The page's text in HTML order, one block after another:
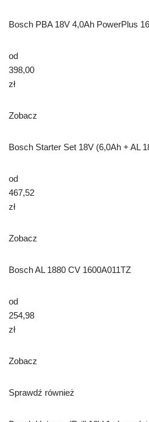
Bosch PBA 18V 4,0Ah PowerPlus
od
398,00
zł
Zobacz
Bosch Starter Set 18V (6,0Ah + AL
od
467,52
zł
Zobacz
Bosch AL 1880 CV 1600A011TZ
od
254,98
zł
Zobacz
Sprawdź również